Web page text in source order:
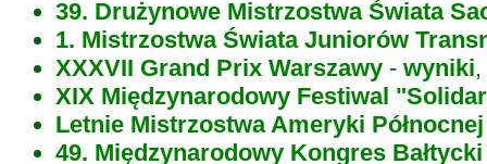
39. Drużynowe Mistrzostwa Świata
1. Mistrzostwa Świata Juniorów
XXXVII Grand Prix Warszawy - wyniki,
XIX Międzynarodowy Festiwal
Letnie Mistrzostwa Ameryki
49. Międzynarodowy Kongres